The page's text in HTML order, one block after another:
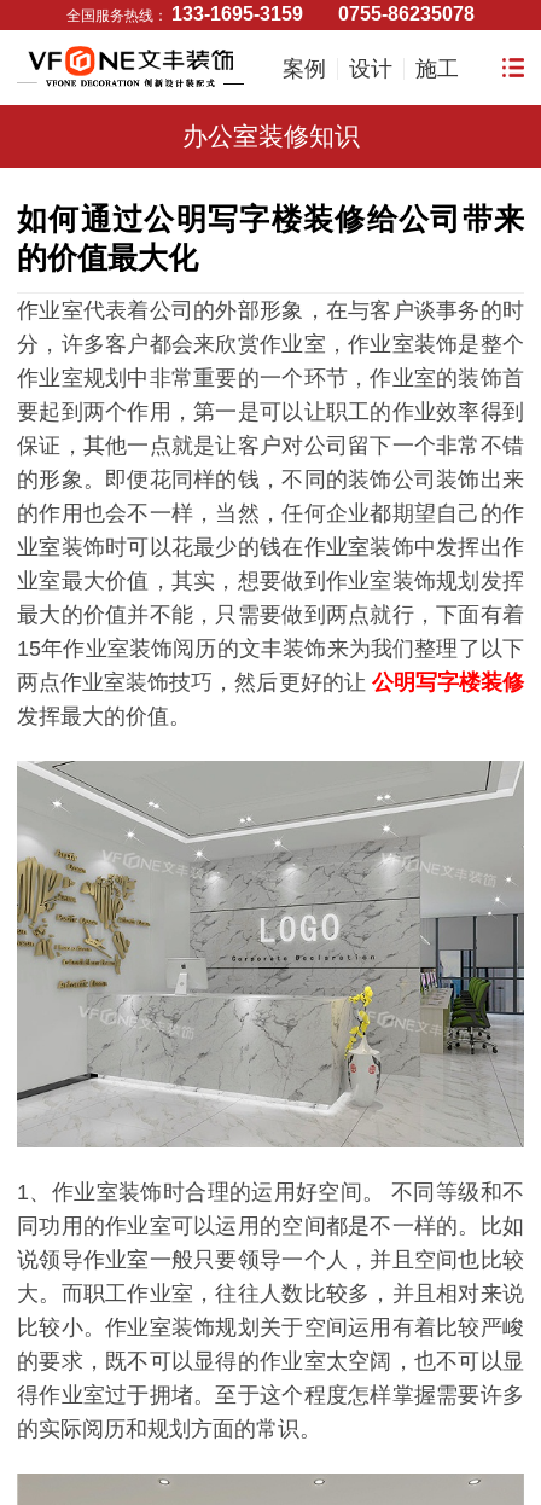
全国服务热线： 133-1695-3159 0755-86235078
案例 设计 施工
办公室装修知识
如何通过公明写字楼装修给公司带来
的价值最大化
作业室代表着公司的外部形象，在与客户谈事务的时
分，许多客户都会来欣赏作业室，作业室装饰是整个
作业室规划中非常重要的一个环节，作业室的装饰首
要起到两个作用，第一是可以让职工的作业效率得到
保证，其他一点就是让客户对公司留下一个非常不错
的形象。即便花同样的钱，不同的装饰公司装饰出来
的作用也会不一样，当然，任何企业都期望自己的作
业室装饰时可以花最少的钱在作业室装饰中发挥出作
业室最大价值，其实，想要做到作业室装饰规划发挥
最大的价值并不能，只需要做到两点就行，下面有着
15年作业室装饰阅历的文丰装饰来为我们整理了以下
两点作业室装饰技巧，然后更好的让 公明写字楼装修
发挥最大的价值。
1、作业室装饰时合理的运用好空间。 不同等级和不
同功用的作业室可以运用的空间都是不一样的。比如
说领导作业室一般只要领导一个人，并且空间也比较
大。而职工作业室，往往人数比较多，并且相对来说
比较小。作业室装饰规划关于空间运用有着比较严峻
的要求，既不可以显得的作业室太空阔，也不可以显
得作业室过于拥堵。至于这个程度怎样掌握需要许多
的实际阅历和规划方面的常识。